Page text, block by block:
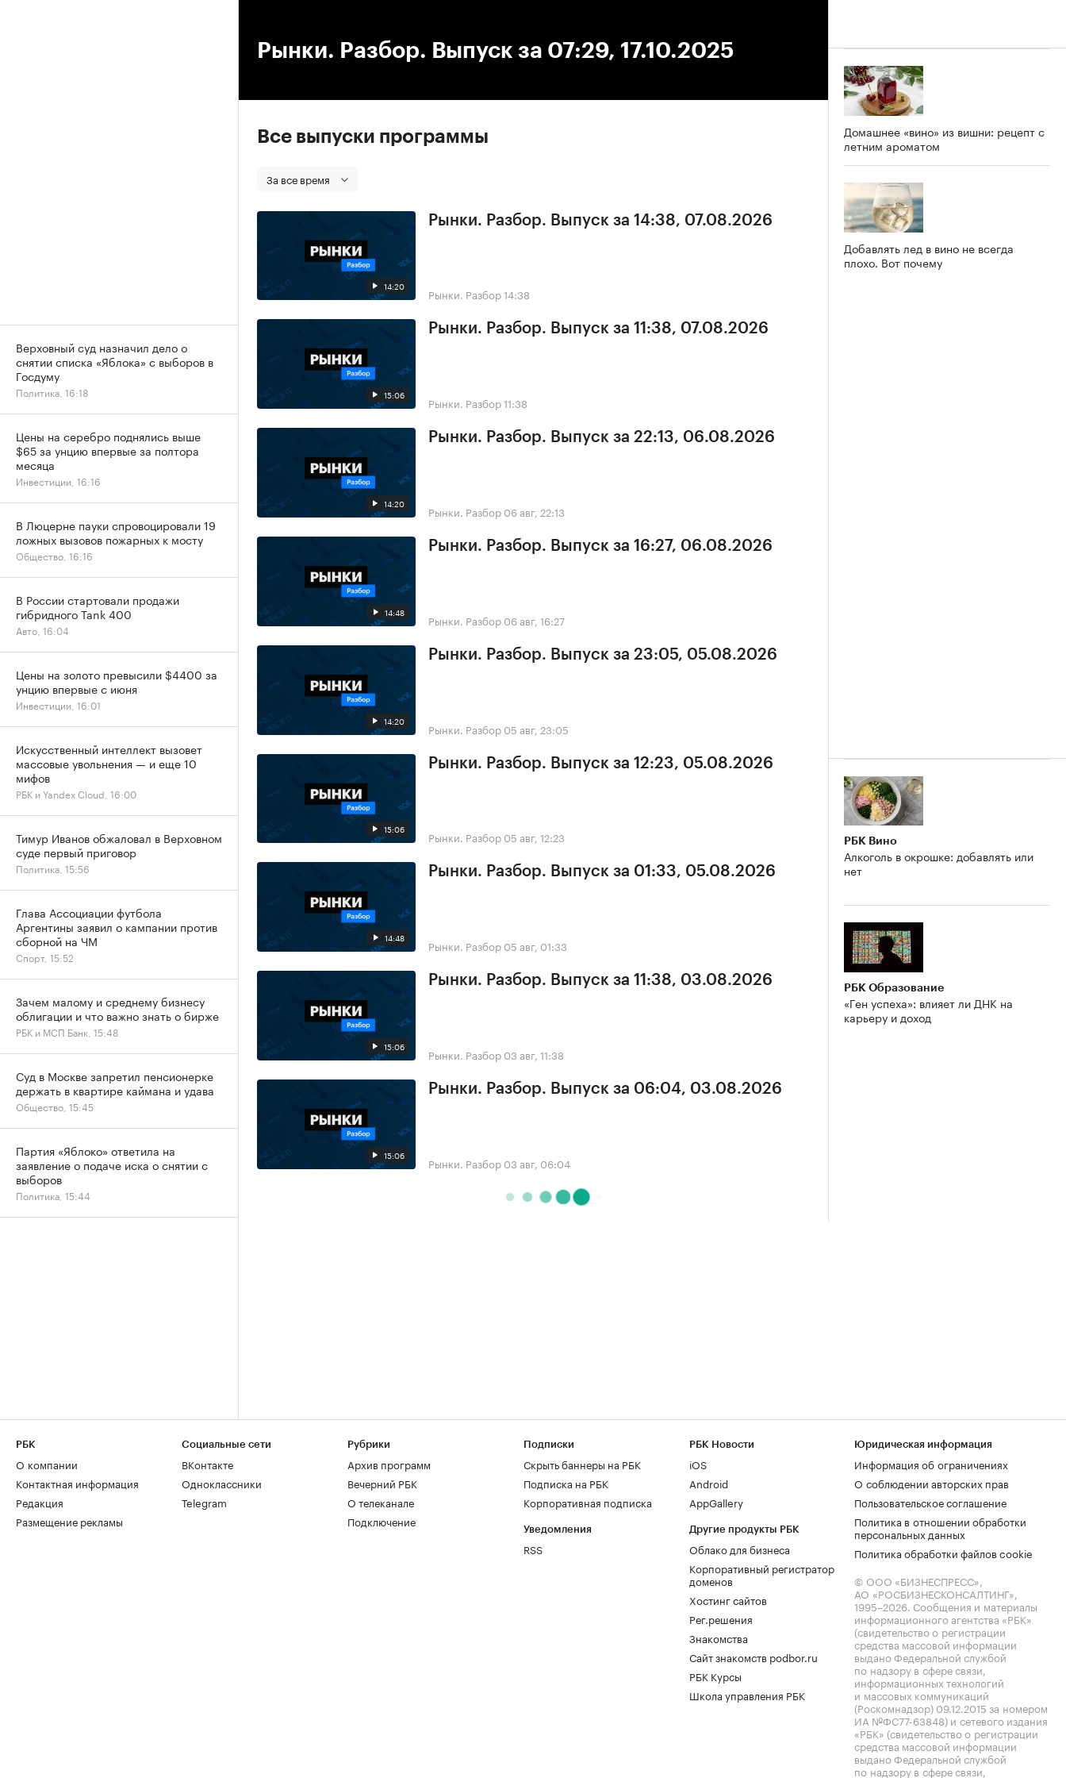
Рынки. Разбор. Выпуск за 07:29, 17.10.2025
Все выпуски программы
За все время
14:20
Рынки. Разбор. Выпуск за 14:38, 07.08.2026
Рынки. Разбор14:38
15:06
Рынки. Разбор. Выпуск за 11:38, 07.08.2026
Рынки. Разбор11:38
14:20
Рынки. Разбор. Выпуск за 22:13, 06.08.2026
Рынки. Разбор 06 авг, 22:13
14:48
Рынки. Разбор. Выпуск за 16:27, 06.08.2026
Рынки. Разбор 06 авг, 16:27
14:20
Рынки. Разбор. Выпуск за 23:05, 05.08.2026
Рынки. Разбор 05 авг, 23:05
15:06
Рынки. Разбор. Выпуск за 12:23, 05.08.2026
Рынки. Разбор 05 авг, 12:23
14:48
Рынки. Разбор. Выпуск за 01:33, 05.08.2026
Рынки. Разбор 05 авг, 01:33
15:06
Рынки. Разбор. Выпуск за 11:38, 03.08.2026
Рынки. Разбор 03 авг, 11:38
15:06
Рынки. Разбор. Выпуск за 06:04, 03.08.2026
Рынки. Разбор 03 авг, 06:04
Домашнее «вино» из вишни: рецепт с
летним ароматом
Добавлять лед в вино не всегда
плохо. Вот почему
РБК Вино
Алкоголь в окрошке: добавлять или
нет
РБК Образование
«Ген успеха»: влияет ли ДНК на
карьеру и доход
Верховный суд назначил дело о
снятии списка «Яблока» с выборов в
Госдуму
Политика, 16:18
Цены на серебро поднялись выше
$65 за унцию впервые за полтора
месяца
Инвестиции, 16:16
В Люцерне пауки спровоцировали 19
ложных вызовов пожарных к мосту
Общество, 16:16
В России стартовали продажи
гибридного Tank 400
Авто, 16:04
Цены на золото превысили $4400 за
унцию впервые с июня
Инвестиции, 16:01
Искусственный интеллект вызовет
массовые увольнения — и еще 10
мифов
РБК и Yandex Cloud, 16:00
Тимур Иванов обжаловал в Верховном
суде первый приговор
Политика, 15:56
Глава Ассоциации футбола
Аргентины заявил о кампании против
сборной на ЧМ
Спорт, 15:52
Зачем малому и среднему бизнесу
облигации и что важно знать о бирже
РБК и МСП Банк, 15:48
Суд в Москве запретил пенсионерке
держать в квартире каймана и удава
Общество, 15:45
Партия «Яблоко» ответила на
заявление о подаче иска о снятии с
выборов
Политика, 15:44
РБК
О компании
Контактная информация
Редакция
Размещение рекламы
Социальные сети
ВКонтакте
Одноклассники
Telegram
Рубрики
Архив программ
Вечерний РБК
О телеканале
Подключение
Подписки
Скрыть баннеры на РБК
Подписка на РБК
Корпоративная подписка
Уведомления
RSS
РБК Новости
iOS
Android
AppGallery
Другие продукты РБК
Облако для бизнеса
Корпоративный регистратор
доменов
Хостинг сайтов
Рег.решения
Знакомства
Сайт знакомств podbor.ru
РБК Курсы
Школа управления РБК
Юридическая информация
Информация об ограничениях
О соблюдении авторских прав
Пользовательское соглашение
Политика в отношении обработки
персональных данных
Политика обработки файлов cookie
© ООО «БИЗНЕСПРЕСС»,
АО «РОСБИЗНЕСКОНСАЛТИНГ»,
1995–2026. Сообщения и материалы
информационного агентства «РБК»
(свидетельство о регистрации
средства массовой информации
выдано Федеральной службой
по надзору в сфере связи,
информационных технологий
и массовых коммуникаций
(Роскомнадзор) 09.12.2015 за номером
ИА №ФС77-63848) и сетевого издания
«РБК» (свидетельство о регистрации
средства массовой информации
выдано Федеральной службой
по надзору в сфере связи,